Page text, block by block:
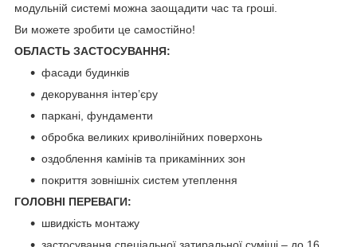
модульній системі можна заощадити час та гроші.
Ви можете зробити це самостійно!
ОБЛАСТЬ ЗАСТОСУВАННЯ:
фасади будинків
декорування інтер’єру
паркані, фундаменти
обробка великих криволінійних поверхонь
оздоблення камінів та прикамінних зон
покриття зовнішніх систем утеплення
ГОЛОВНІ ПЕРЕВАГИ:
швидкість монтажу
застосування спеціальної затиральної суміші – до 16